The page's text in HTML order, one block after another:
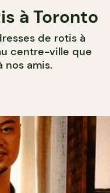
à Toronto
de rotis à
centre-ville que
nos amis.